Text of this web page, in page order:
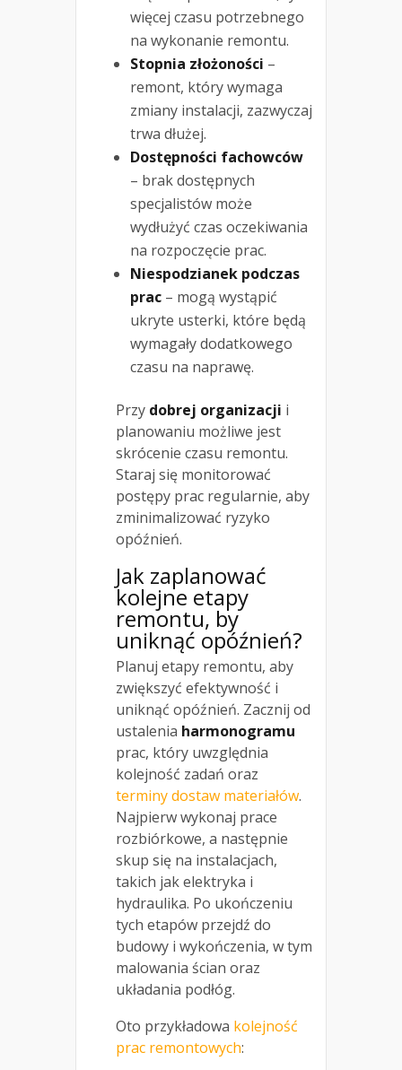
więcej czasu potrzebnego
na wykonanie remontu.
Stopnia złożoności –
remont, który wymaga
zmiany instalacji, zazwyczaj
trwa dłużej.
Dostępności fachowców
– brak dostępnych
specjalistów może
wydłużyć czas oczekiwania
na rozpoczęcie prac.
Niespodzianek podczas
prac – mogą wystąpić
ukryte usterki, które będą
wymagały dodatkowego
czasu na naprawę.
Przy dobrej organizacji i
planowaniu możliwe jest
skrócenie czasu remontu.
Staraj się monitorować
postępy prac regularnie, aby
zminimalizować ryzyko
opóźnień.
Jak zaplanować
kolejne etapy
remontu, by
uniknąć opóźnień?
Planuj etapy remontu, aby
zwiększyć efektywność i
uniknąć opóźnień. Zacznij od
ustalenia harmonogramu
prac, który uwzględnia
kolejność zadań oraz
terminy dostaw materiałów.
Najpierw wykonaj prace
rozbiórkowe, a następnie
skup się na instalacjach,
takich jak elektryka i
hydraulika. Po ukończeniu
tych etapów przejdź do
budowy i wykończenia, w tym
malowania ścian oraz
układania podłóg.
Oto przykładowa kolejność
prac remontowych: